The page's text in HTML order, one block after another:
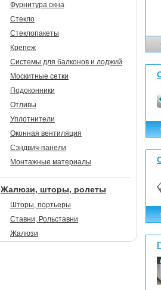
Фурнитура окна
Стекло
Стеклопакеты
Крепеж
Системы для балконов и лоджий
Москитные сетки
Подоконники
Отливы
Уплотнители
Оконная вентиляция
Сэндвич-панели
Монтажные материалы
Жалюзи, шторы, ролеты
Шторы, портьеры
Ставни, Рольставни
Жалюзи